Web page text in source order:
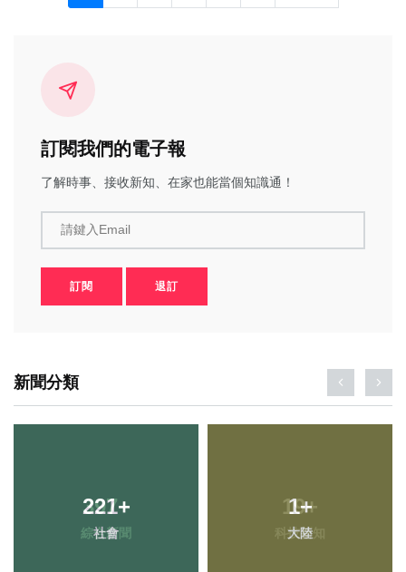
訂閱我們的電子報
了解時事、接收新知、在家也能當個知識通！
請鍵入Email
訂閱 退訂
新聞分類
221+
社會
1+
大陸